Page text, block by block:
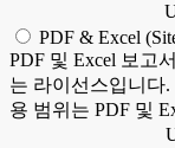
PDF & Excel
PDF 및 Excel 보고
는 라이선스입니다.
용 범위는 PDF 및